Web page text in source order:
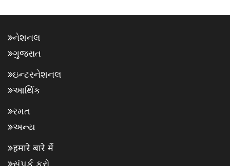
નેશનલ
ગુજરાત
ઇન્ટરનેશનલ
આર્થિક
રમત
અન્ય
हमारे बारे में
સંપર્ક કરો